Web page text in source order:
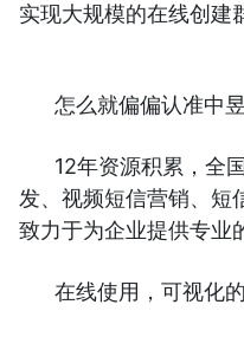
实现大规模的在线创建
怎么就偏偏认准中
12年资源积累，全
发、视频短信营销、短
致力于为企业提供专业
在线使用，可视化